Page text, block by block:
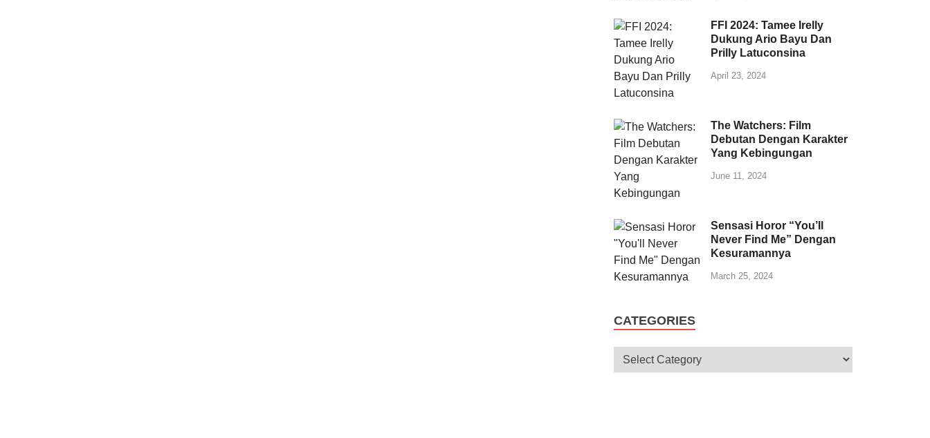
FFI 2024: Tamee Irelly
Dukung Ario Bayu Dan
Prilly Latuconsina
April 23, 2024
The Watchers: Film
Debutan Dengan Karakter
Yang Kebingungan
June 11, 2024
Sensasi Horor “You’ll
Never Find Me” Dengan
Kesuramannya
March 25, 2024
CATEGORIES